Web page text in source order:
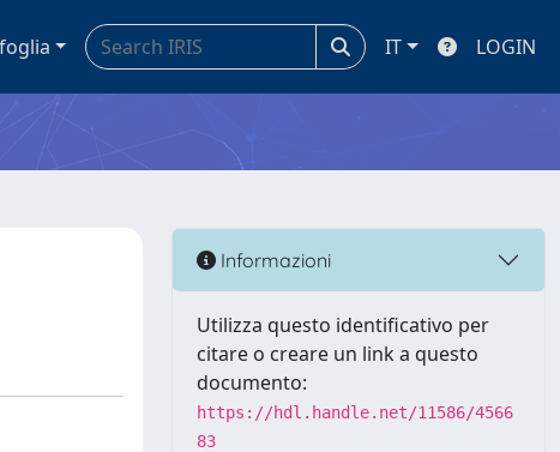
IT LOGIN
Informazioni
Utilizza questo identificativo per
citare o creare un link a questo
documento:
https://hdl.handle.net/11586/4566
83